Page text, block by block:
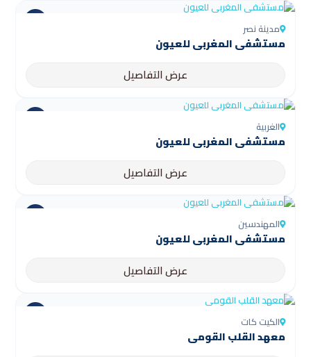
مدينة نصر
مستشفى المغربي للعيون
عرض التفاصيل
الغربية
مستشفى المغربي للعيون
عرض التفاصيل
المهندسين
مستشفى المغربي للعيون
عرض التفاصيل
الكيت كات
معهد القلب القومي